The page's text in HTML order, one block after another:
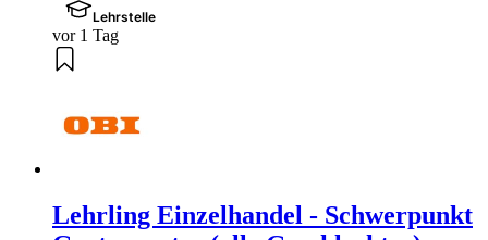
Lehrstelle
vor 1 Tag
Lehrling Einzelhandel - Schwerpunkt